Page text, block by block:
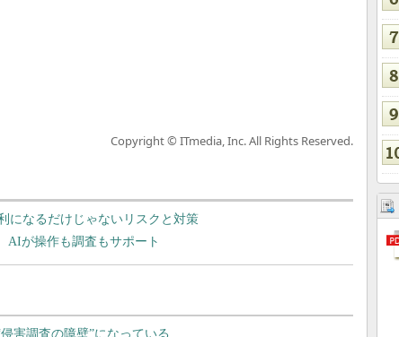
Copyright © ITmedia, Inc. All Rights Reserved.
になるだけじゃないリスクと対策
AIが操作も調査もサポート